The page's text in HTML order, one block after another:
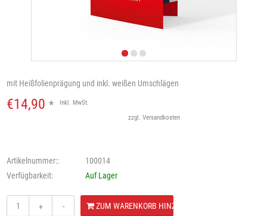
mit Heißfolienprägung und inkl. weißen Umschlägen
€14,90*
Inkl. MwSt.
zzgl. Versandkosten
Artikelnummer::
100014
Verfügbarkeit:
Auf Lager
+ - ZUM WARENKORB HINZUFÜGEN